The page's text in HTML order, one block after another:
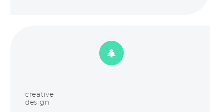


creative
design